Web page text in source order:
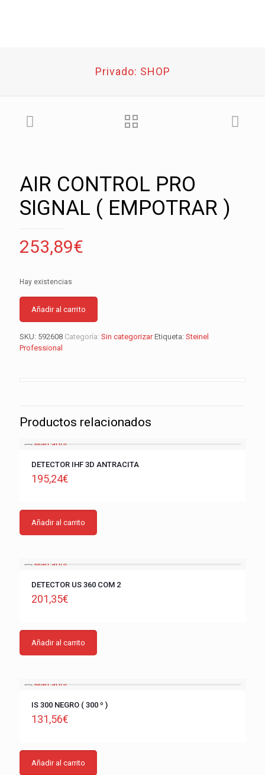
Privado: SHOP
AIR CONTROL PRO
SIGNAL ( EMPOTRAR )
253,89€
Hay existencias
Añadir al carrito
SKU: 592608 Categoría: Sin categorizar Etiqueta: Steinel
Professional
Productos relacionados
DETECTOR IHF 3D ANTRACITA
195,24€
Añadir al carrito
DETECTOR US 360 COM 2
201,35€
Añadir al carrito
IS 300 NEGRO ( 300 º )
131,56€
Añadir al carrito